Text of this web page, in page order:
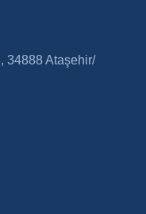
34888 Ataşehir/